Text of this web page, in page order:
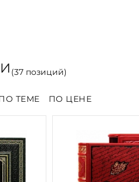
(37позиций)
ТЕМЕ ПО ЦЕНЕ